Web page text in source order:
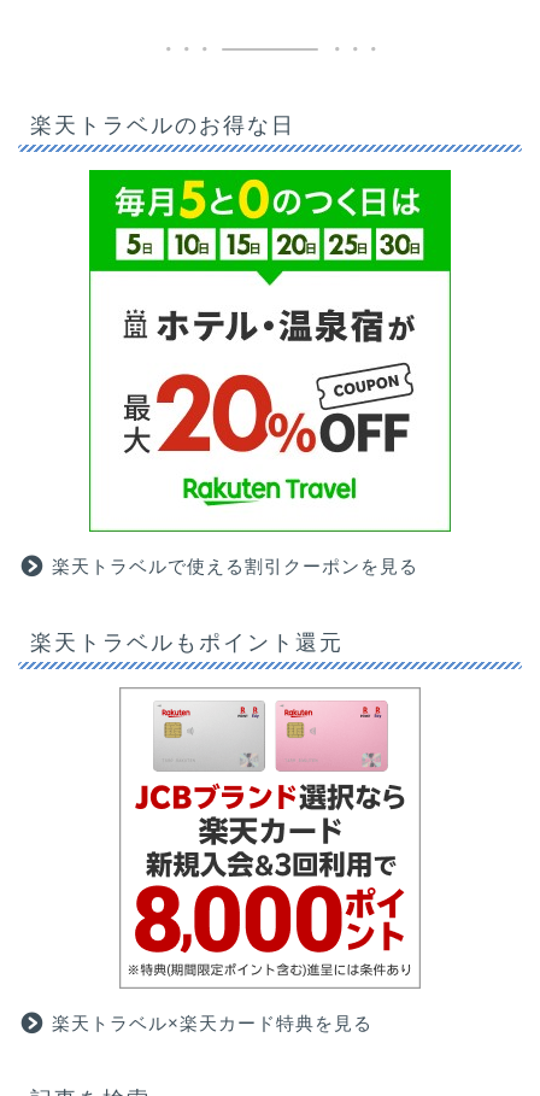
楽天トラベルのお得な日
楽天トラベルで使える割引クーポンを見る
楽天トラベルもポイント還元
楽天トラベル×楽天カード特典を見る